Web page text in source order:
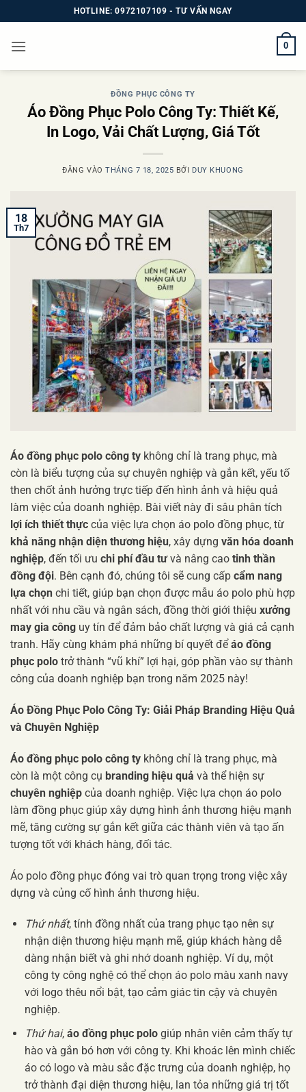
qua
nội
HOTLINE: 0972107109 - TƯ VẤN NGAY
0
ĐỒNG PHỤC CÔNG TY
Áo Đồng Phục Polo Công Ty: Thiết Kế,
In Logo, Vải Chất Lượng, Giá Tốt
ĐĂNG VÀOTHÁNG 7 18, 2025 BỞI DUY KHUONG
18
Th7
Áo đồng phục polo công ty không chỉ là trang phục, mà
còn là biểu tượng của sự chuyên nghiệp và gắn kết, yếu tố
then chốt ảnh hưởng trực tiếp đến hình ảnh và hiệu quả
làm việc của doanh nghiệp. Bài viết này đi sâu phân tích
lợi ích thiết thực của việc lựa chọn áo polo đồng phục, từ
khả năng nhận diện thương hiệu, xây dựng văn hóa doanh
nghiệp, đến tối ưu chi phí đầu tưvà nâng cao tinh thần
đồng đội. Bên cạnh đó, chúng tôi sẽ cung cấp cẩm nang
lựa chọn chi tiết, giúp bạn chọn được mẫu áo polo phù hợp
nhất với nhu cầu và ngân sách, đồng thời giới thiệu xưởng
may gia công uy tín để đảm bảo chất lượng và giá cả cạnh
tranh. Hãy cùng khám phá những bí quyết đểáo đồng
phục polo trở thành “vũ khí” lợi hại, góp phần vào sự thành
công của doanh nghiệp bạn trong năm 2025 này!
Áo Đồng Phục Polo Công Ty: Giải Pháp Branding Hiệu Quả
và Chuyên Nghiệp
Áo đồng phục polo công ty không chỉ là trang phục, mà
còn là một công cụ branding hiệu quả và thể hiện sự
chuyên nghiệp của doanh nghiệp. Việc lựa chọn áo polo
làm đồng phục giúp xây dựng hình ảnh thương hiệu mạnh
mẽ, tăng cường sự gắn kết giữa các thành viên và tạo ấn
tượng tốt với khách hàng, đối tác.
Áo polo đồng phục đóng vai trò quan trọng trong việc xây
dựng và củng cố hình ảnh thương hiệu.
Thứ nhất, tính đồng nhất của trang phục tạo nên sự
nhận diện thương hiệu mạnh mẽ, giúp khách hàng dễ
dàng nhận biết và ghi nhớ doanh nghiệp. Ví dụ, một
công ty công nghệ có thể chọn áo polo màu xanh navy
với logo thêu nổi bật, tạo cảm giác tin cậy và chuyên
nghiệp.
Thứ hai, áo đồng phục pologiúp nhân viên cảm thấy tự
hào và gắn bó hơn với công ty. Khi khoác lên mình chiếc
áo có logo và màu sắc đặc trưng của doanh nghiệp, họ
trở thành đại diện thương hiệu, lan tỏa những giá trị tốt